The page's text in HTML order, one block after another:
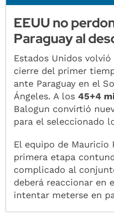
EEUU no
Paraguay al
Estados Unidos
cierre del primer
ante Paraguay en el
Ángeles. A los45+4
Balogun convirtió
para el seleccionado
El equipo de
primera etapa
complicado al
deberá reaccionar en
intentar meterse en